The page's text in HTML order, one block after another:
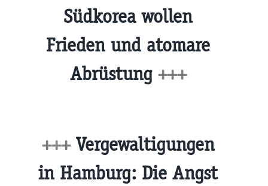
Südkorea wollen
Frieden und atomare
Abrüstung +++
+++ Vergewaltigungen
in Hamburg: Die Angst